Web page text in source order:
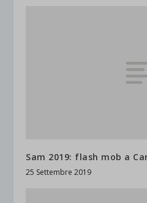
Sam 2019: flash mob a
25 Settembre 2019